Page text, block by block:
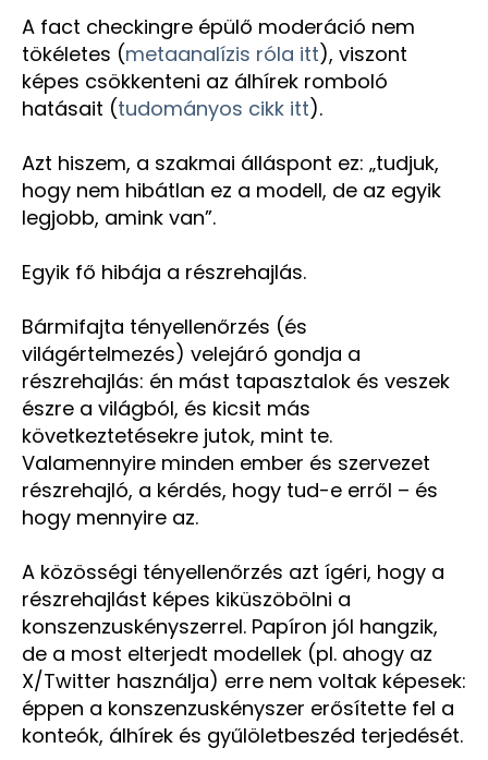
A fact checkingre épülő moderáció nem
tökéletes (metaanalízis róla itt), viszont
képes csökkenteni az álhírek romboló
hatásait (tudományos cikk itt).
Azt hiszem, a szakmai álláspont ez: „tudjuk,
hogy nem hibátlan ez a modell, de az egyik
legjobb, amink van”.
Egyik fő hibája a részrehajlás.
Bármifajta tényellenőrzés (és
világértelmezés) velejáró gondja a
részrehajlás: én mást tapasztalok és veszek
észre a világból, és kicsit más
következtetésekre jutok, mint te.
Valamennyire minden ember és szervezet
részrehajló, a kérdés, hogy tud-e erről – és
hogy mennyire az.
A közösségi tényellenőrzés azt ígéri, hogy a
részrehajlást képes kiküszöbölni a
konszenzuskényszerrel. Papíron jól hangzik,
de a most elterjedt modellek (pl. ahogy az
X/Twitter használja) erre nem voltak képesek:
éppen a konszenzuskényszer erősítette fel a
konteók, álhírek és gyűlöletbeszéd terjedését.